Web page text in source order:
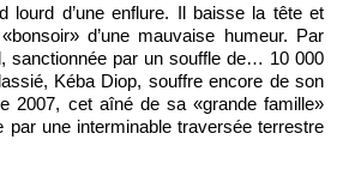
lourd d’une enflure. Il baisse la tête et
d’une mauvaise humeur. Par
sanctionnée par un souffle de… 10 000
Kéba Diop, souffre encore de son
2007, cet aîné de sa «grande famille»
par une interminable traversée terrestre